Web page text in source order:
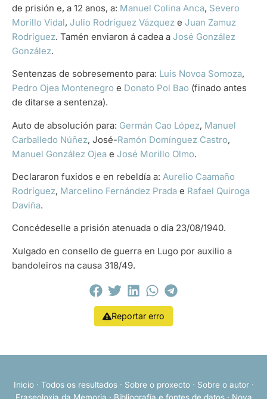
de prisión e, a 12 anos, a: Manuel Colina Anca, Severo
Morillo Vidal, Julio Rodríguez Vázquez e Juan Zamuz
Rodríguez. Tamén enviaron á cadea a José González
González.
Sentenzas de sobresemento para: Luis Novoa Somoza,
Pedro Ojea Montenegro e Donato Pol Bao (finado antes
de ditarse a sentenza).
Auto de absolución para: Germán Cao López, Manuel
Carballedo Núñez, José-Ramón Domínguez Castro,
Manuel González Ojea e José Morillo Olmo.
Declararon fuxidos e en rebeldía a: Aurelio Caamaño
Rodríguez, Marcelino Fernández Prada e Rafael Quiroga
Daviña.
Concédeselle a prisión atenuada o día 23/08/1940.
Xulgado en consello de guerra en Lugo por auxilio a
bandoleiros na causa 318/49.
Reportar erro
Inicio· Todos os resultados· Sobre o proxecto· Sobre o autor·